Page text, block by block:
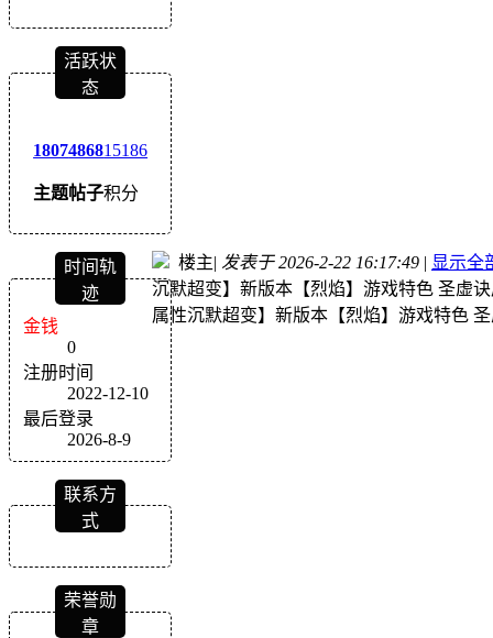
活跃状
态
1807
主题
4868
帖子
15186
积分
时间轨
迹
金钱
0
注册时间
2022-12-10
最后登录
2026-8-9
联系方
式
荣誉勋
章
楼主| 发表于 2026-2-22 16:17:49 | 显示全
沉默超变】新版本【烈焰】游戏特色 圣虚
属性沉默超变】新版本【烈焰】游戏特色